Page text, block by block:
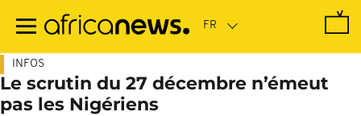
contenu
INFOS
Le scrutin du 27 décembre n’émeut
pas les Nigériens